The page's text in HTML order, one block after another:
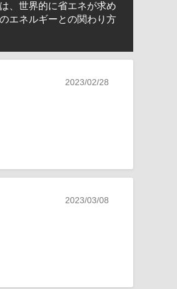
、世界的に省エネが求め
エネルギーとの関わり方
2023/02/28
2023/03/08